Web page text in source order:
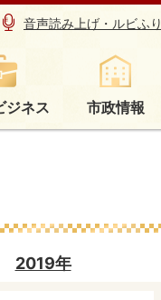
音声読み上げ・ルビふり
ジネス 市政情報
2019年